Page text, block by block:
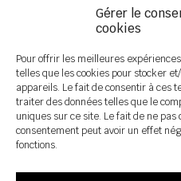
Gérer le
cookies
Pour offrir les meilleures
telles que les cookies pour stocker
appareils. Le fait de consentir à ces
traiter des données telles que le
uniques sur ce site. Le fait de ne
consentement peut avoir un effet
fonctions.
Documentation
Actualités